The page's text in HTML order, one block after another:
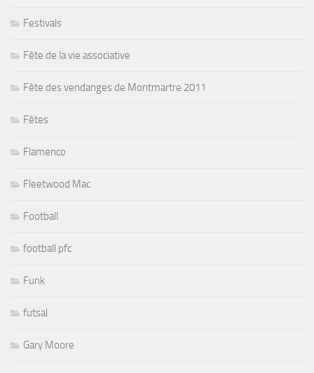
Festivals
Fête de la vie associative
Fête des vendanges de Montmartre 2011
Fêtes
Flamenco
Fleetwood Mac
Football
football pfc
Funk
futsal
Gary Moore